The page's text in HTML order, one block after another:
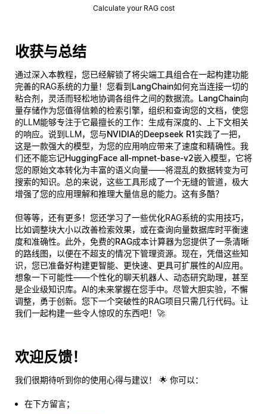
Calculate your RAG cost
收获与总结
通过深入本教程，您已经解锁了将尖端工具组合在一起构建功能
完善的RAG系统的力量！您看到LangChain如何充当连接一切的
粘合剂，灵活而轻松地协调各组件之间的数据流。 LangChain向
量存储作为您值得信赖的检索引擎，组织和查询您的文档，使您
的LLM能够专注于它最擅长的工作：生成有深度的、上下文相关
的响应。说到LLM，您与NVIDIA的Deepseek R1实践了一把，
这是一款强大的模型，为您的应用响应带来了速度和精确性。我
们还不能忘记HuggingFace all-mpnet-base-v2嵌入模型，它将
您的原始文本转化为丰富的语义向量——将混乱的数据转变为可
搜索的知识。总的来说，这些工具形成了一个无缝的管道，极大
增强了您的应用理解和推理大量信息的能力。这有多酷？
但等等，还有更多！您还学习了一些优化RAG系统的实用技巧，
比如调整块大小以改善检索效果，或在查询向量数据库时平衡速
度和准确性。此外，免费的RAG成本计算器为您提供了一条清晰
的路线图，以便在不超支的情况下管理资源。现在，凭借这些知
识，您已准备好构建更智能、更快速、更具可扩展性的AI应用。
想象一下可能性——个性化的聊天机器人、动态研究助理，甚至
是企业级知识库。AI的未来掌握在您手中。尽管大胆实验，不懈
调整，勇于创新。您下一个突破性的RAG项目只需几行代码。让
我们一起构建一些令人惊叹的东西吧！🚀
欢迎反馈！
我们很期待听到你的使用心得与建议！ 🌟 你可以：
在下方留言；